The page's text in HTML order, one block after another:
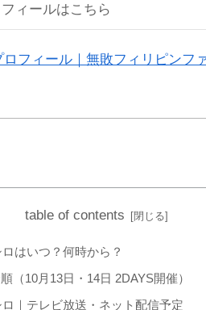
ィールはこちら
フィール｜無敗フィリピンフ
table of contents
はいつ？何時から？
（10月13日・14日 2DAYS開催）
｜テレビ放送・ネット配信予定